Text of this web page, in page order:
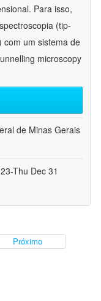
Para isso,
(tip-
com um sistema de
microscopy
de Minas Gerais
Thu Dec 31
Próximo